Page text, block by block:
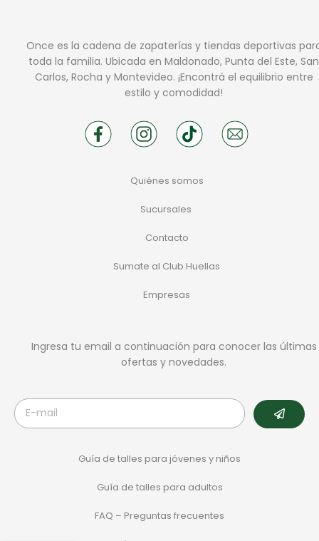
Once es la cadena de zapaterías y tiendas deportivas
toda la familia. Ubicada en Maldonado, Punta del Este, San
Carlos, Rocha y Montevideo. ¡Encontrá el equilibrio entre
estilo y comodidad!
Quiénes somos
Sucursales
Contacto
Sumate al Club Huellas
Empresas
Ingresa tu email a continuación para conocer las últimas
ofertas y novedades.
Guía de talles para jóvenes y niños
Guía de talles para adultos
FAQ – Preguntas frecuentes